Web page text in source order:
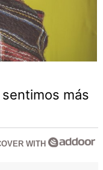
más
WITH